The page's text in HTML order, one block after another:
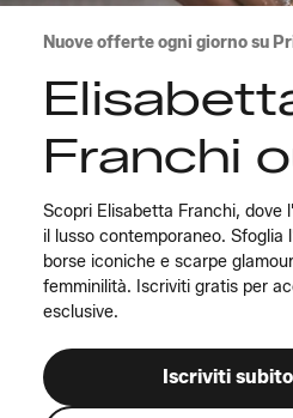
Nuove offerte ogni giorno su
Franchi
Scopri Elisabetta Franchi, dove
il lusso contemporaneo.
borse iconiche e scarpe
femminilità. Iscriviti gratis per
esclusive.
Iscriviti